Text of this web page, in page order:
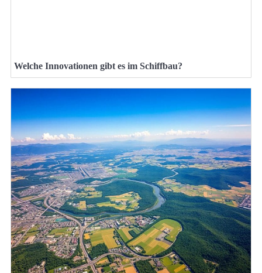
Welche Innovationen gibt es im Schiffbau?